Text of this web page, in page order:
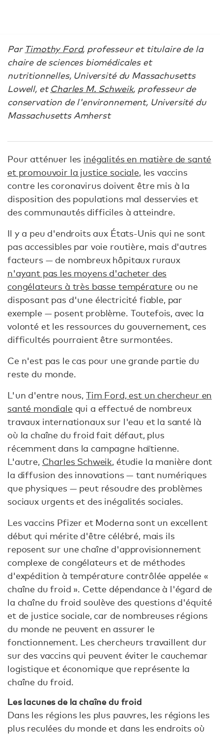
Par Timothy Ford, professeur et titulaire de la
chaire de sciences biomédicales et
nutritionnelles, Université du Massachusetts
Lowell, etCharles M. Schweik, professeur de
conservation de l'environnement, Université du
Massachusetts Amherst
Pour atténuer les inégalités en matière de santé
et promouvoir la justice sociale, les vaccins
contre les coronavirus doivent être mis à la
disposition des populations mal desservies et
des communautés difficiles à atteindre.
Il y a peu d'endroits aux États-Unis qui ne sont
pas accessibles par voie routière, mais d'autres
facteurs — de nombreux hôpitaux ruraux
n'ayant pas les moyens d'acheter des
congélateurs à très basse température ou ne
disposant pas d'une électricité fiable, par
exemple — posent problème. Toutefois, avec la
volonté et les ressources du gouvernement, ces
difficultés pourraient être surmontées.
Ce n'est pas le cas pour une grande partie du
reste du monde.
L'un d'entre nous, Tim Ford, est un chercheur en
santé mondialequi a effectué de nombreux
travaux internationaux sur l'eau et la santé là
où la chaîne du froid fait défaut, plus
récemment dans la campagne haïtienne.
L'autre, Charles Schweik, étudie la manière dont
la diffusion des innovations — tant numériques
que physiques — peut résoudre des problèmes
sociaux urgents et des inégalités sociales.
Les vaccins Pfizer et Moderna sont un excellent
début qui mérite d'être célébré, mais ils
reposent sur une chaîne d'approvisionnement
complexe de congélateurs et de méthodes
d'expédition à température contrôlée appelée «
chaîne du froid ». Cette dépendance à l'égard de
la chaîne du froid soulève des questions d'équité
et de justice sociale, car de nombreuses régions
du monde ne peuvent en assurer le
fonctionnement. Les chercheurs travaillent dur
sur des vaccins qui peuvent éviter le cauchemar
logistique et économique que représente la
chaîne du froid.
Les lacunes de la chaîne du froid
Dans les régions les plus pauvres, les régions les
plus reculées du monde et dans les endroits où